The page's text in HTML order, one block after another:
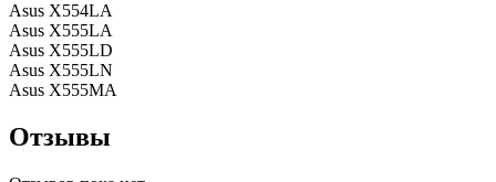
Asus X554LA
Asus X555LA
Asus X555LD
Asus X555LN
Asus X555MA
Отзывы